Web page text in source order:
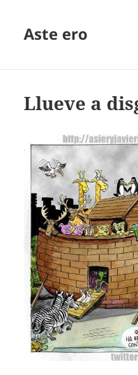
Aste ero
Llueve a